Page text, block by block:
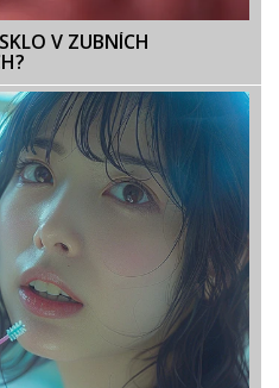
V ZUBNÍCH